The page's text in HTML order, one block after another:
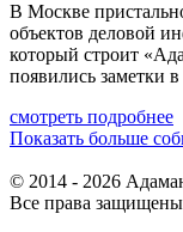
В Москве
объектов деловой
который строит
появились
смотреть подробнее
Показать больше
© 2014 - 2026
Все права